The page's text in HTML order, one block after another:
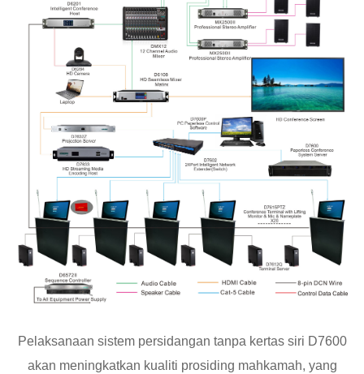
Pelaksanaan sistem persidangan tanpa kertas siri D7600
akan meningkatkan kualiti prosiding mahkamah, yang